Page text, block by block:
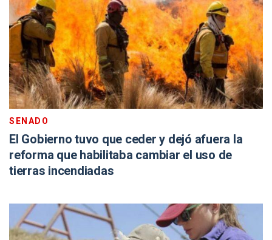
SENADO
El Gobierno tuvo que ceder y dejó afuera la
reforma que habilitaba cambiar el uso de
tierras incendiadas